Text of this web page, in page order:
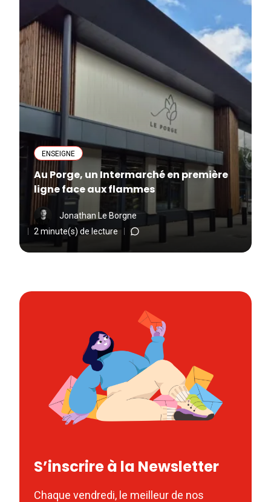
ENSEIGNE
Au Porge, un Intermarché en première
ligne face aux flammes
Jonathan Le Borgne
2 minute(s) de lecture
S’inscrire à la Newsletter
Chaque vendredi, le meilleur de nos